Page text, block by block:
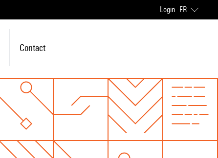
Login FR
Contact